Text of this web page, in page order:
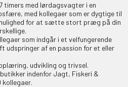
timers med lørdagsvagter i en
med kollegaer som er dygtige til
for at sætte stort præg på din
som indgår i et velfungerende
udspringer af en passion for et eller
udvikling og trivsel.
indenfor Jagt, Fiskeri &